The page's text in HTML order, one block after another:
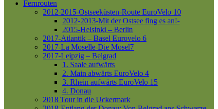
Fernrouten
2012-2015-Ostseeküsten-Route EuroVelo 10
2012-2013-Mit der Ostsee fing es an!-
2015-Helsinki – Berlin
2017-Atlantik – Basel Eurovelo 6
2017-La Moselle-Die Mosel7
2017-Leipzig – Belgrad
1. Saale aufwärts
2. Main abwärts EuroVelo 4
3. Rhein aufwärts EuroVelo 15
4. Donau
2018 Tour in die Uckermark